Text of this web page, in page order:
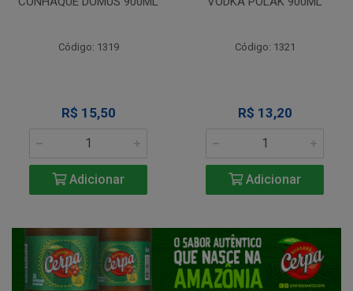
Código: 1319
R$ 15,50
Adicionar
Código: 1321
R$ 13,20
Adicionar